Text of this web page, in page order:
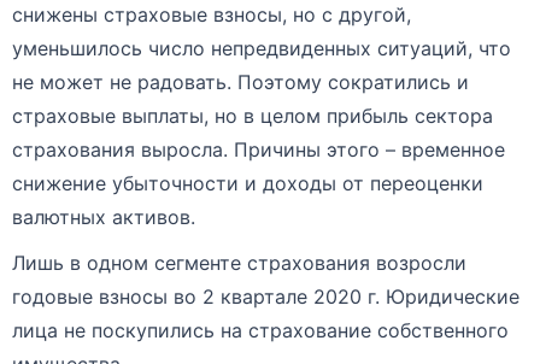
снижены страховые взносы, но с другой,
уменьшилось число непредвиденных ситуаций, что
не может не радовать. Поэтому сократились и
страховые выплаты, но в целом прибыль сектора
страхования выросла. Причины этого – временное
снижение убыточности и доходы от переоценки
валютных активов.
Лишь в одном сегменте страхования возросли
годовые взносы во 2 квартале 2020 г. Юридические
лица не поскупились на страхование собственного